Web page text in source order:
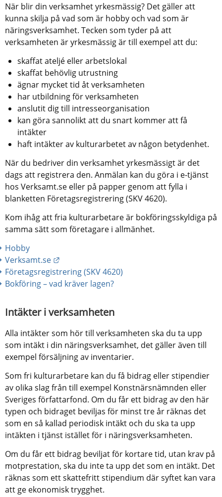
När blir din verksamhet yrkesmässig? Det gäller att
kunna skilja på vad som är hobby och vad som är
näringsverksamhet. Tecken som tyder på att
verksamheten är yrkesmässig är till exempel att du:
skaffat ateljé eller arbetslokal
skaffat behövlig utrustning
ägnar mycket tid åt verksamheten
har utbildning för verksamheten
anslutit dig till intresseorganisation
kan göra sannolikt att du snart kommer att få
intäkter
haft intäkter av kulturarbetet av någon betydenhet.
När du bedriver din verksamhet yrkesmässigt är det
dags att registrera den. Anmälan kan du göra i e-tjänst
hos Verksamt.se eller på papper genom att fylla i
blanketten Företagsregistrering (SKV 4620).
Kom ihåg att fria kulturarbetare är bokföringsskyldiga på
samma sätt som företagare i allmänhet.
Hobby
Verksamt.se
Företagsregistrering (SKV 4620)
Bokföring – vad kräver lagen?
Intäkter i verksamheten
Alla intäkter som hör till verksamheten ska du ta upp
som intäkt i din näringsverksamhet, det gäller även till
exempel försäljning av inventarier.
Som fri kulturarbetare kan du få bidrag eller stipendier
av olika slag från till exempel Konstnärsnämnden eller
Sveriges författarfond. Om du får ett bidrag av den här
typen och bidraget beviljas för minst tre år räknas det
som en så kallad periodisk intäkt och du ska ta upp
intäkten i tjänst istället för i närings­verksam­heten.
Om du får ett bidrag beviljat för kortare tid, utan krav på
motprestation, ska du inte ta upp det som en intäkt. Det
räknas som ett skattefritt stipendium där syftet kan vara
att ge ekonomisk trygghet.